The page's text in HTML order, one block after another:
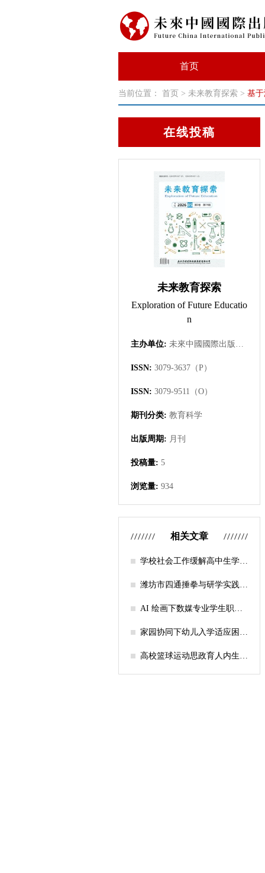
首页
当前位置： 首页 > 未来教育探索 > 基
在线投稿
未来教育探索
Exploration of Future Educatio
n
主办单位: 未來中國國際出版集團有限公司
ISSN: 3079-3637（P）
ISSN: 3079-9511（O）
期刊分类: 教育科学
出版周期: 月刊
投稿量: 5
浏览量: 934
相关文章
学校社会工作缓解高中生学习
课堂”为介入载体
潍坊市四通捶拳与研学实践教
AI 绘画下数媒专业学生职业
家园协同下幼儿入学适应困难
高校篮球运动思政育人内生逻